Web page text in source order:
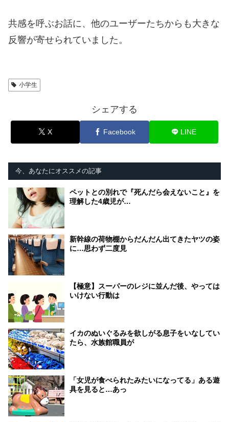
共感を呼ぶお話に、他のユーザーたちからも大きな
反響が寄せられていました。
小学生
シェアする
X Facebook LINE
今、あなたにオススメの記事
ペットとの別れで『死んだら会えないこと』を
理解した4歳児が…
新幹線の荷物棚からだんだん出てきたヤツの姿
に…思わず二度見
【極意】スーパーのレジに並んだ後、やっては
いけない行動は
イカのぬいぐるみを欲しがる息子をいなしてい
たら、水族館職員が
「女児が食べられたみたいになってる」ある遊
具を見ると…あっ